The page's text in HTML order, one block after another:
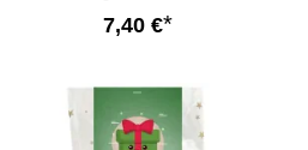
7,40 €